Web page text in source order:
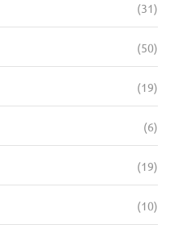
(31)
(50)
(19)
(6)
(19)
(10)